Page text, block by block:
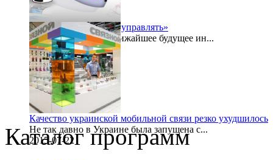
«Безопасностью надо управлять»
Буквально в самое ближайшее будущее ин...
2015-07-24
Качество украинской мобильной связи резко ухудшилось
Не так давно в Украине была запущена с...
2015-07-22
Каталог программ